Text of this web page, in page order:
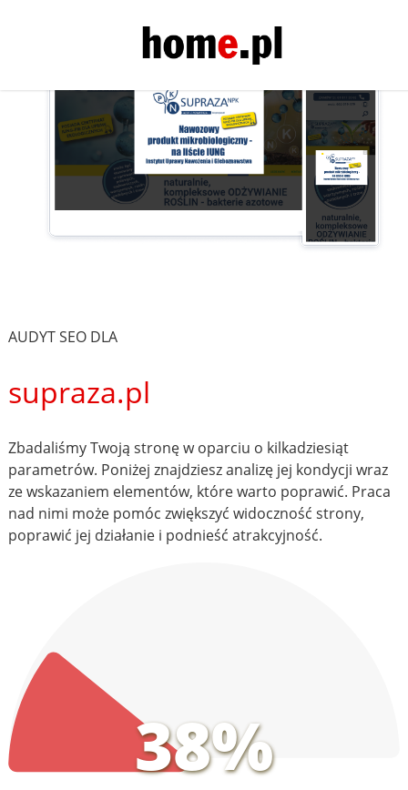
AUDYT SEO DLA
supraza.pl
Zbadaliśmy Twoją stronę w oparciu o kilkadziesiąt
parametrów. Poniżej znajdziesz analizę jej kondycji wraz
ze wskazaniem elementów, które warto poprawić. Praca
nad nimi może pomóc zwiększyć widoczność strony,
poprawić jej działanie i podnieść atrakcyjność.
38%